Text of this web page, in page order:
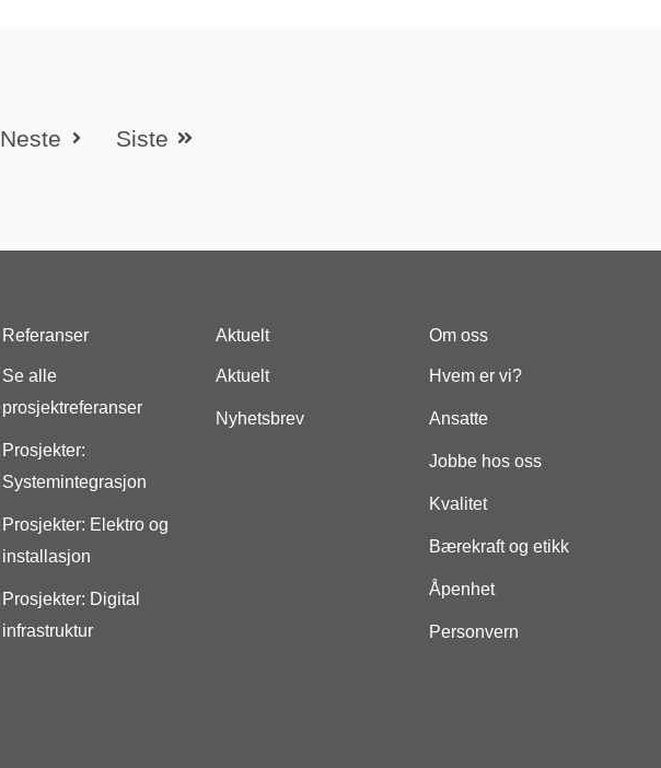
Neste Siste
Referanser
Se alle
prosjektreferanser
Prosjekter:
Systemintegrasjon
Prosjekter: Elektro og
installasjon
Prosjekter: Digital
infrastruktur
Aktuelt
Aktuelt
Nyhetsbrev
Om oss
Hvem er vi?
Ansatte
Jobbe hos oss
Kvalitet
Bærekraft og etikk
Åpenhet
Personvern